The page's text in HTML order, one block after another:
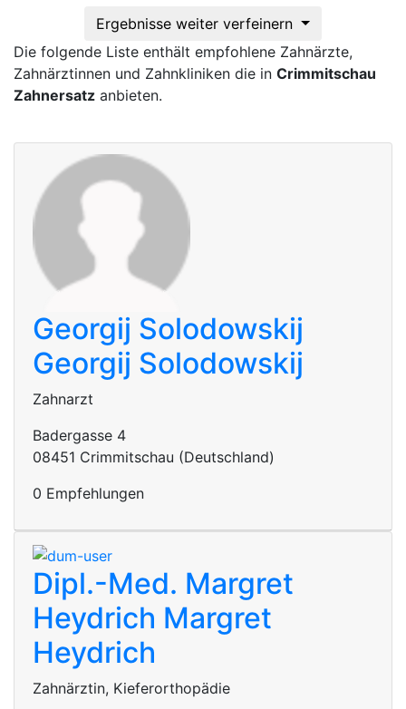
Ergebnisse weiter verfeinern
Die folgende Liste enthält empfohlene Zahnärzte,
Zahnärztinnen und Zahnkliniken die in Crimmitschau
Zahnersatz anbieten.
Georgij Solodowskij
Georgij Solodowskij
Zahnarzt
Badergasse 4
08451 Crimmitschau (Deutschland)
0 Empfehlungen
Dipl.-Med. Margret
Heydrich Margret
Heydrich
Zahnärztin, Kieferorthopädie